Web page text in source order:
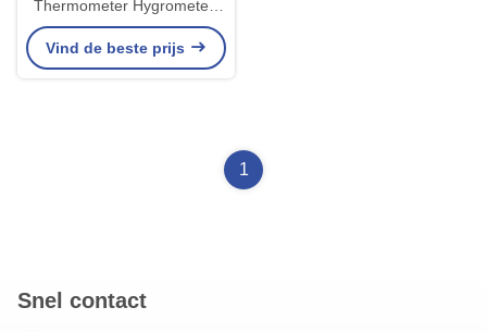
Thermometer Hygrometer-
de MeterWekker van de
Vochtigheidstemperatuur
Vind de beste prijs
1
Snel contact